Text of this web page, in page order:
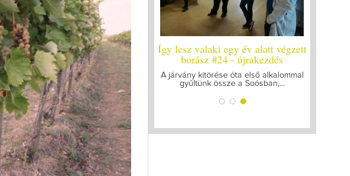
Így lesz valaki egy év alatt végzett
borász #25
Megírtuk a modulzáró vizsgákat, már
lázasan készülünk az utolsó...
Így lesz valaki egy év alatt végzett
borász #24 - újrakezdés
A járvány kitörése óta első alkalommal
gyűltünk össze a Soósban,...